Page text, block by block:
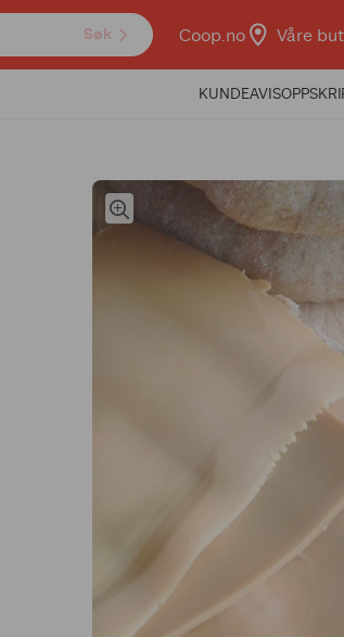
Søk Coop.no Våre
KUNDEAVIS